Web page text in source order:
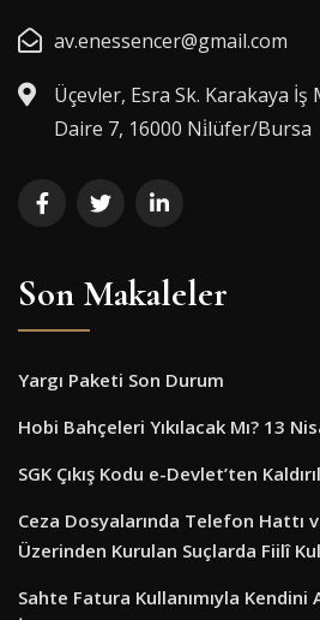
av.enessencer@gmail.com
Üçevler, Esra Sk. Karakaya
Daire 7, 16000 Ni̇lüfer/Bursa
Son Makaleler
Yargı Paketi Son Durum
Hobi Bahçeleri Yıkılacak Mı? 13
SGK Çıkış Kodu e-Devlet’ten
Ceza Dosyalarında Telefon Hattı
Üzerinden Kurulan Suçlarda Fiilî
Sahte Fatura Kullanımıyla Kendini